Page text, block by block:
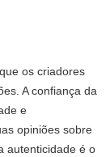
os criadores
A confiança da
e
opiniões sobre
autenticidade é o